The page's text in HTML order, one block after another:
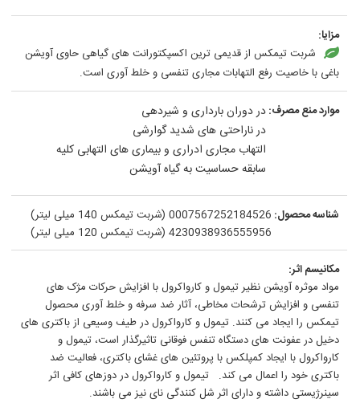
مزایا:
شربت تیمکس از قدیمی ترین اکسپکتورانت های گیاهی حاوی آویشن
باغی با خاصیت رفع التهابات مجاری تنفسی و خلط آوری است.
موارد منع مصرف:در دوران بارداری و شیردهی
در ناراحتی های شدید گوارشی
التهاب مجاری ادراری و بیماری‌ های التهابی کلیه
سابقه حساسیت به گیاه آویشن
شناسه محصول: 0007567252184526 (شربت تیمکس 140 میلی لیتر)
4230938936555956 (شربت تیمکس 120 میلی لیتر)
مکانیسم اثر:
مواد موثره آویشن نظیر تیمول و کارواکرول با افزایش حرکات مژک های
تنفسی و افزایش ترشحات مخاطی، آثار ضد سرفه و خلط آوری محصول
تیمکس را ایجاد می کنند. تیمول و کارواکرول در طیف وسیعی از باکتری های
دخیل در عفونت های دستگاه تنفس فوقانی تاثیرگذار است، تیمول و
کارواکرول با ایجاد کمپلکس با پروتئین های غشای باکتری، فعالیت ضد
باکتری خود را اعمال می کند. تیمول و کارواکرول در دوزهای کافی اثر
سینرژیستی داشته و دارای اثر شل کنندگی نای نیز می باشند.